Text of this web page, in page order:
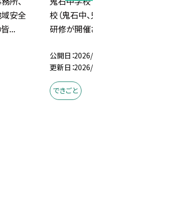
安全
...
校（鬼石中、鬼石北小、鬼石小）
研修が開催されました。全...
公開日 2026/08/07
更新日 2026/08/07
できごと